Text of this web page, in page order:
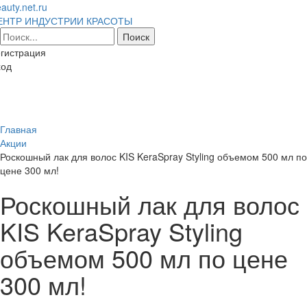
ИНДУСТРИИ КРАСОТЫ
Главная
Акции
Роскошный лак для волос KIS KeraSpray Styling объемом 500 мл по
цене 300 мл!
Роскошный лак для волос
KIS KeraSpray Styling
объемом 500 мл по цене
300 мл!